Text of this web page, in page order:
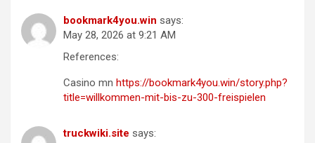
bookmark4you.win says:
May 28, 2026 at 9:21 AM
References:
Casino mn https://bookmark4you.win/story.php?
title=willkommen-mit-bis-zu-300-freispielen
truckwiki.site says: